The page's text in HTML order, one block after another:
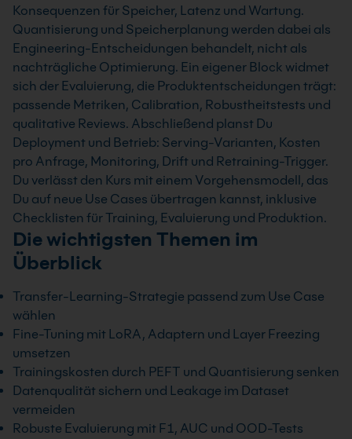
Konsequenzen für Speicher, Latenz und Wartung.
Quantisierung und Speicherplanung werden dabei als
Engineering-Entscheidungen behandelt, nicht als
nachträgliche Optimierung. Ein eigener Block widmet
sich der Evaluierung, die Produktentscheidungen trägt:
passende Metriken, Calibration, Robustheitstests und
qualitative Reviews. Abschließend planst Du
Deployment und Betrieb: Serving-Varianten, Kosten
pro Anfrage, Monitoring, Drift und Retraining-Trigger.
Du verlässt den Kurs mit einem Vorgehensmodell, das
Du auf neue Use Cases übertragen kannst, inklusive
Checklisten für Training, Evaluierung und Produktion.
Die wichtigsten Themen im
Überblick
Transfer-Learning-Strategie passend zum Use Case
wählen
Fine-Tuning mit LoRA, Adaptern und Layer Freezing
umsetzen
Trainingskosten durch PEFT und Quantisierung senken
Datenqualität sichern und Leakage im Dataset
vermeiden
Robuste Evaluierung mit F1, AUC und OOD-Tests